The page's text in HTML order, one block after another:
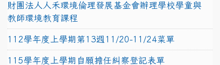
財團法人人禾環境倫理發展基金會辦理學校學童與
教師環境教育課程
112學年度上學期第13週11/20-11/24菜單
115學年度上學期自願擔任糾察登記表單